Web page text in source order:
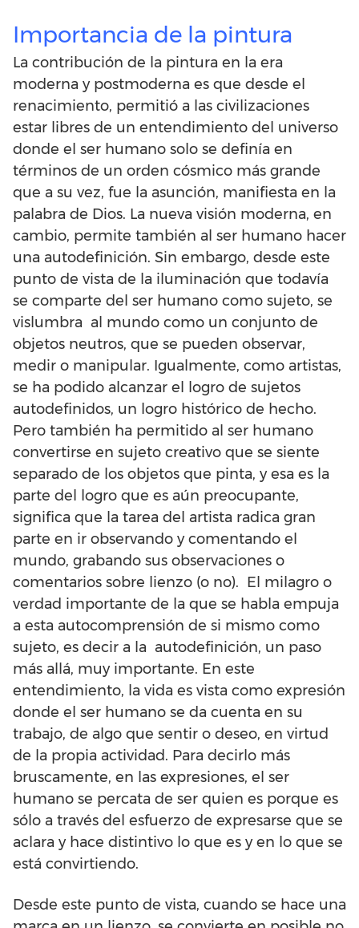
Importancia de la pintura
La contribución de la pintura en la era
moderna y postmoderna es que desde el
renacimiento, permitió a las civilizaciones
estar libres de un entendimiento del universo
donde el ser humano solo se definía en
términos de un orden cósmico más grande
que a su vez, fue la asunción, manifiesta en la
palabra de Dios. La nueva visión moderna, en
cambio, permite también al ser humano hacer
una autodefinición. Sin embargo, desde este
punto de vista de la iluminación que todavía
se comparte del ser humano como sujeto, se
vislumbra al mundo como un conjunto de
objetos neutros, que se pueden observar,
medir o manipular. Igualmente, como artistas,
se ha podido alcanzar el logro de sujetos
autodefinidos, un logro histórico de hecho.
Pero también ha permitido al ser humano
convertirse en sujeto creativo que se siente
separado de los objetos que pinta, y esa es la
parte del logro que es aún preocupante,
significa que la tarea del artista radica gran
parte en ir observando y comentando el
mundo, grabando sus observaciones o
comentarios sobre lienzo (o no). El milagro o
verdad importante de la que se habla empuja
a esta autocomprensión de si mismo como
sujeto, es decir a la autodefinición, un paso
más allá, muy importante. En este
entendimiento, la vida es vista como expresión
donde el ser humano se da cuenta en su
trabajo, de algo que sentir o deseo, en virtud
de la propia actividad. Para decirlo más
bruscamente, en las expresiones, el ser
humano se percata de ser quien es porque es
sólo a través del esfuerzo de expresarse que se
aclara y hace distintivo lo que es y en lo que se
está convirtiendo.
Desde este punto de vista, cuando se hace una